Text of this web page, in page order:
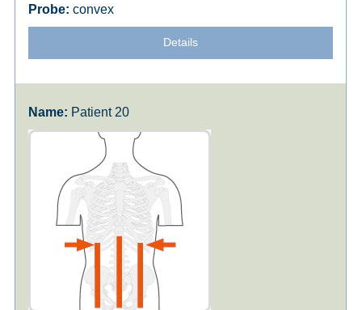
convex
Details
Patient 20